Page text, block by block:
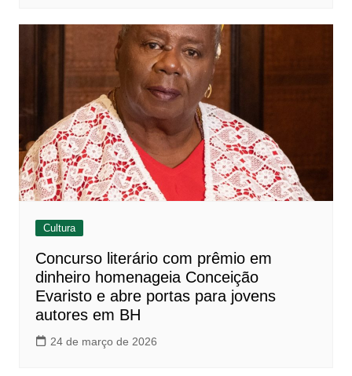
Cultura
Concurso literário com prêmio em
dinheiro homenageia Conceição
Evaristo e abre portas para jovens
autores em BH
24 de março de 2026